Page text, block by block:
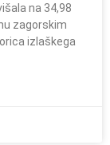
na 34,98
zagorskim
izlaškega